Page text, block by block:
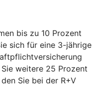
bis zu 10 Prozent
sich für eine 3-jährige
weitere 25 Prozent
Sie bei der R+V